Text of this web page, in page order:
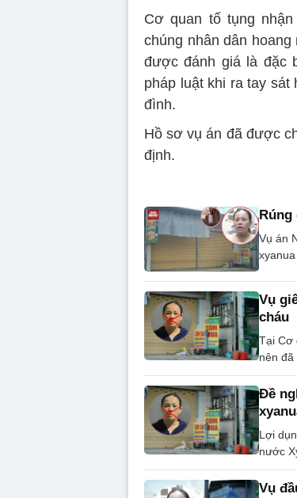
Cơ quan tố tụng
chúng nhân dân
được đánh giá là đặc
pháp luật khi ra tay
đình.
Hồ sơ vụ án đã được
định.
Vụ án
Vụ
cháu
Tại Cơ
nên đã
Đề
Lợi
nước
Vụ